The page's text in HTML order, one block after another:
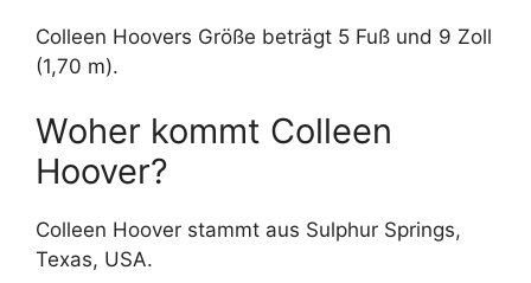
Colleen Hoovers Größe beträgt 5 Fuß und 9 Zoll
(1,70 m).
Woher kommt Colleen
Hoover?
Colleen Hoover stammt aus Sulphur Springs,
Texas, USA.